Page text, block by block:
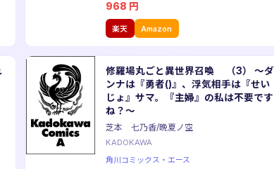
968 円
楽天 Amazon
修羅場丸ごと異世界召喚 （3） 〜ダ
ンナは『勇者()』、浮気相手は『せい
じょ』サマ。『主婦』の私は不要です
ね？〜
芝本 七乃香/晩夏ノ空
KADOKAWA
角川コミックス・エース